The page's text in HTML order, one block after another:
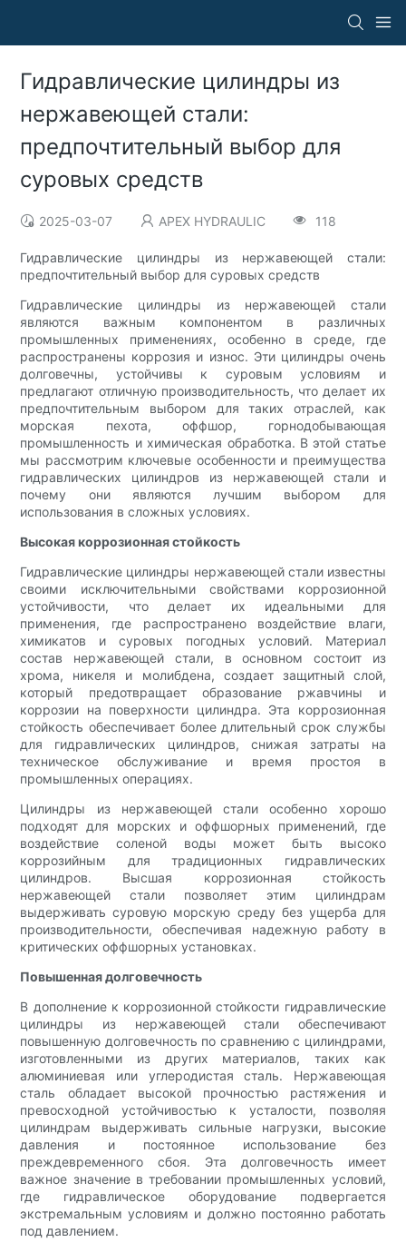
Гидравлические цилиндры из
нержавеющей стали:
предпочтительный выбор для
суровых средств
2025-03-07 APEX HYDRAULIC 118
Гидравлические цилиндры из нержавеющей стали:
предпочтительный выбор для суровых средств
Гидравлические цилиндры из нержавеющей стали
являются важным компонентом в различных
промышленных применениях, особенно в среде, где
распространены коррозия и износ. Эти цилиндры очень
долговечны, устойчивы к суровым условиям и
предлагают отличную производительность, что делает их
предпочтительным выбором для таких отраслей, как
морская пехота, оффшор, горнодобывающая
промышленность и химическая обработка. В этой статье
мы рассмотрим ключевые особенности и преимущества
гидравлических цилиндров из нержавеющей стали и
почему они являются лучшим выбором для
использования в сложных условиях.
Высокая коррозионная стойкость
Гидравлические цилиндры нержавеющей стали известны
своими исключительными свойствами коррозионной
устойчивости, что делает их идеальными для
применения, где распространено воздействие влаги,
химикатов и суровых погодных условий. Материал
состав нержавеющей стали, в основном состоит из
хрома, никеля и молибдена, создает защитный слой,
который предотвращает образование ржавчины и
коррозии на поверхности цилиндра. Эта коррозионная
стойкость обеспечивает более длительный срок службы
для гидравлических цилиндров, снижая затраты на
техническое обслуживание и время простоя в
промышленных операциях.
Цилиндры из нержавеющей стали особенно хорошо
подходят для морских и оффшорных применений, где
воздействие соленой воды может быть высоко
коррозийным для традиционных гидравлических
цилиндров. Высшая коррозионная стойкость
нержавеющей стали позволяет этим цилиндрам
выдерживать суровую морскую среду без ущерба для
производительности, обеспечивая надежную работу в
критических оффшорных установках.
Повышенная долговечность
В дополнение к коррозионной стойкости гидравлические
цилиндры из нержавеющей стали обеспечивают
повышенную долговечность по сравнению с цилиндрами,
изготовленными из других материалов, таких как
алюминиевая или углеродистая сталь. Нержавеющая
сталь обладает высокой прочностью растяжения и
превосходной устойчивостью к усталости, позволяя
цилиндрам выдерживать сильные нагрузки, высокие
давления и постоянное использование без
преждевременного сбоя. Эта долговечность имеет
важное значение в требовании промышленных условий,
где гидравлическое оборудование подвергается
экстремальным условиям и должно постоянно работать
под давлением.